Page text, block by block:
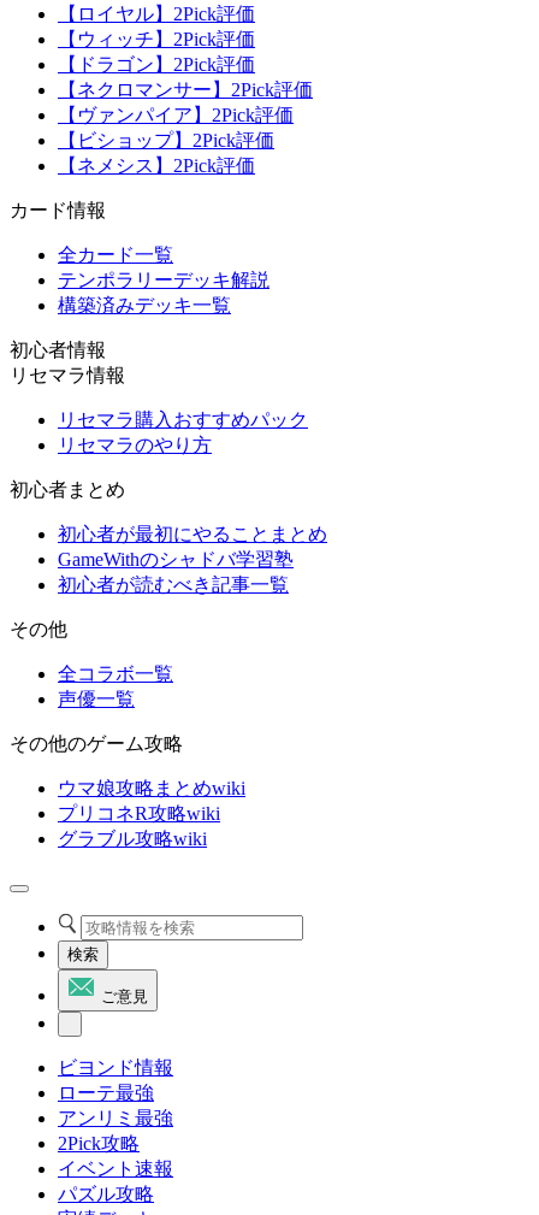
【ロイヤル】2Pick評価
【ウィッチ】2Pick評価
【ドラゴン】2Pick評価
【ネクロマンサー】2Pick評価
【ヴァンパイア】2Pick評価
【ビショップ】2Pick評価
【ネメシス】2Pick評価
カード情報
全カード一覧
テンポラリーデッキ解説
構築済みデッキ一覧
初心者情報
リセマラ情報
リセマラ購入おすすめパック
リセマラのやり方
初心者まとめ
初心者が最初にやることまとめ
GameWithのシャドバ学習塾
初心者が読むべき記事一覧
その他
全コラボ一覧
声優一覧
その他のゲーム攻略
ウマ娘攻略まとめwiki
プリコネR攻略wiki
グラブル攻略wiki
検索
ご意見
ビヨンド情報
ローテ最強
アンリミ最強
2Pick攻略
イベント速報
パズル攻略